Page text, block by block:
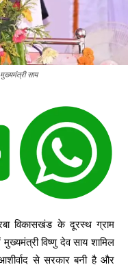
साय
विकासखंड के दूरस्थ ग्राम
विष्णु देव साय शामिल
से सरकार बनी है और